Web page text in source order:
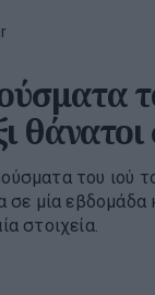
του ιού
μία εβδομάδα
στοιχεία.